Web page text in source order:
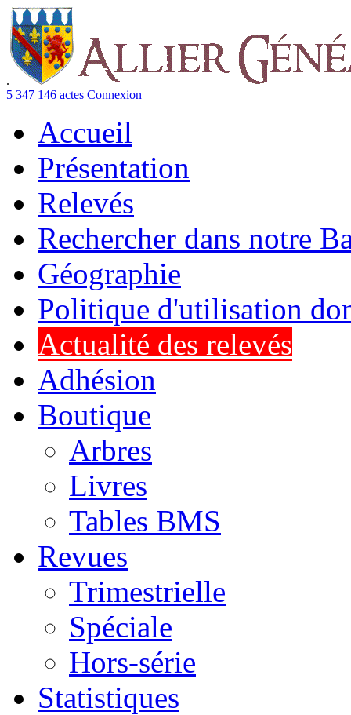
.
5 347 146 actes Connexion
Accueil
Présentation
Relevés
Rechercher dans notre
Géographie
Politique d'utilisation
Actualité des relevés
Adhésion
Boutique
Arbres
Livres
Tables BMS
Revues
Trimestrielle
Spéciale
Hors-série
Statistiques